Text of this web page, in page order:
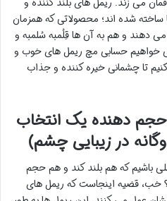
شده اند؛ محصولاتی که همزمان
دهند و هم به آن ها قِلُمبه سُلمبه و
خواهیم حسابی مچ ریمل های خوب و
کنیم تا چشمانی خیره کننده و جذاب
حجم دهنده یک انتخاب
در زیبایی چشم)
باشیم که هم بلند کند و هم حجم
خب، قضیه اینجاست که ریمل های